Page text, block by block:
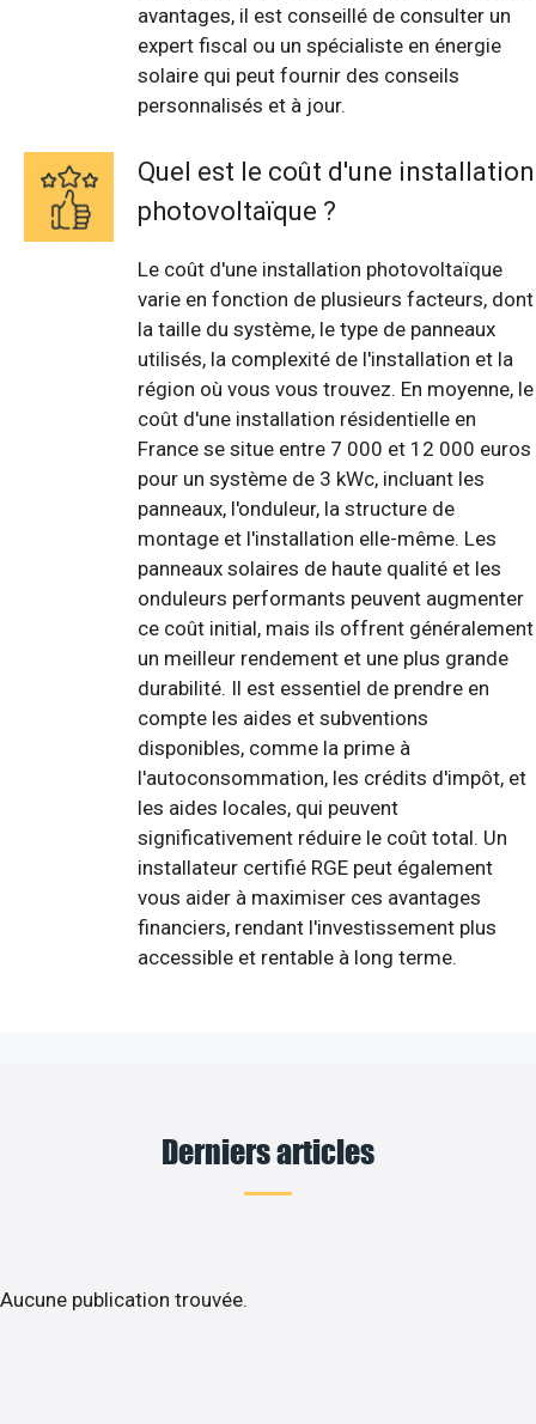
avantages, il est conseillé de consulter un
expert fiscal ou un spécialiste en énergie
solaire qui peut fournir des conseils
personnalisés et à jour.
Quel est le coût d'une installation
photovoltaïque ?
Le coût d'une installation photovoltaïque
varie en fonction de plusieurs facteurs, dont
la taille du système, le type de panneaux
utilisés, la complexité de l'installation et la
région où vous vous trouvez. En moyenne, le
coût d'une installation résidentielle en
France se situe entre 7 000 et 12 000 euros
pour un système de 3 kWc, incluant les
panneaux, l'onduleur, la structure de
montage et l'installation elle-même. Les
panneaux solaires de haute qualité et les
onduleurs performants peuvent augmenter
ce coût initial, mais ils offrent généralement
un meilleur rendement et une plus grande
durabilité. Il est essentiel de prendre en
compte les aides et subventions
disponibles, comme la prime à
l'autoconsommation, les crédits d'impôt, et
les aides locales, qui peuvent
significativement réduire le coût total. Un
installateur certifié RGE peut également
vous aider à maximiser ces avantages
financiers, rendant l'investissement plus
accessible et rentable à long terme.
Derniers articles
Aucune publication trouvée.